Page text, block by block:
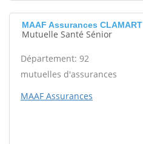
MAAF Assurances CLAMART
Mutuelle Santé Sénior
Département: 92
mutuelles d'assurances
MAAF Assurances